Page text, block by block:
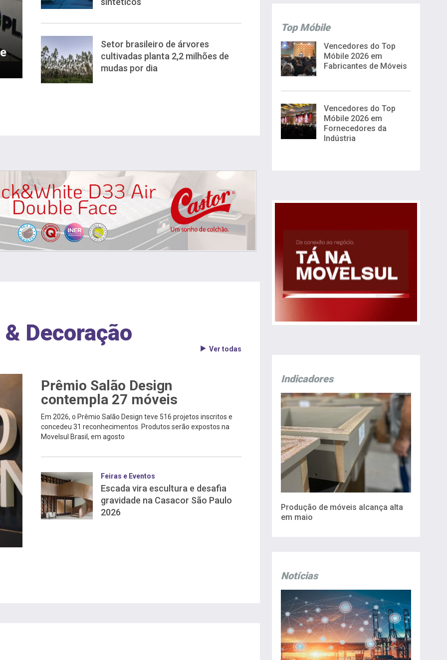
Setor brasileiro de árvores
cultivadas planta 2,2 milhões de
mudas por dia
Decoração
Ver todas
Prêmio Salão Design
contempla 27 móveis
Em 2026, o Prêmio Salão Design teve 516 projetos inscritos e
concedeu 31 reconhecimentos. Produtos serão expostos na
Movelsul Brasil, em agosto
Feiras e Eventos
Escada vira escultura e desafia
gravidade na Casacor São Paulo
2026
Top Móbile
Vencedores do Top
Móbile 2026 em
Fabricantes de Móveis
Vencedores do Top
Móbile 2026 em
Fornecedores da
Indústria
Indicadores
Produção de móveis alcança alta
em maio
Notícias